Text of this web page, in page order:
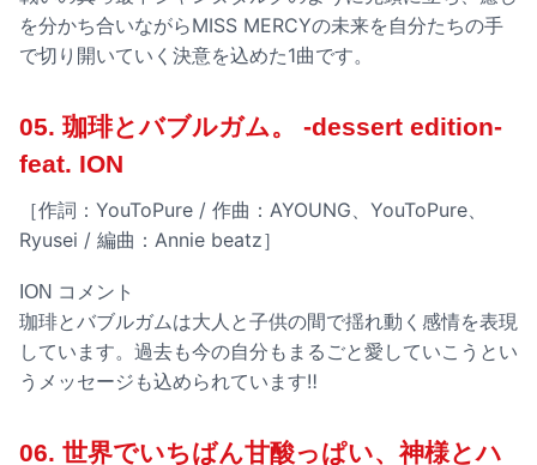
を分かち合いながらMISS MERCYの未来を自分たちの手
で切り開いていく決意を込めた1曲です。
05. 珈琲とバブルガム。 -dessert edition-
feat. ION
［作詞：YouToPure / 作曲：AYOUNG、YouToPure、
Ryusei / 編曲：Annie beatz］
ION コメント
珈琲とバブルガムは大人と子供の間で揺れ動く感情を表現
しています。過去も今の自分もまるごと愛していこうとい
うメッセージも込められています‼︎
06. 世界でいちばん甘酸っぱい、神様とハ